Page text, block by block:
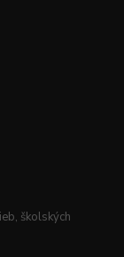
školských